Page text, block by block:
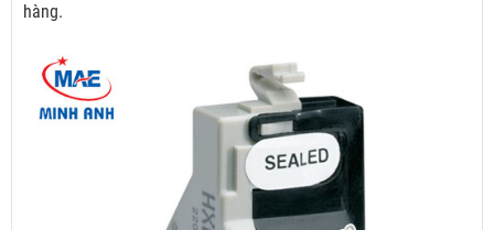
hàng.